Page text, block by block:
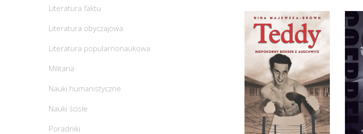
Literatura faktu
Literatura obyczajowa
Literatura popularnonaukowa
Militaria
Nauki humanistyczne
Nauki ścisłe
Poradniki